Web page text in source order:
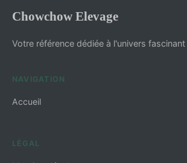
Chowchow Elevage
Votre référence dédiée à l'univers
NAVIGATION
Accueil
LÉGAL